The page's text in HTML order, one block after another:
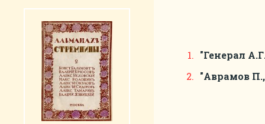
"Генерал
"Аврамов